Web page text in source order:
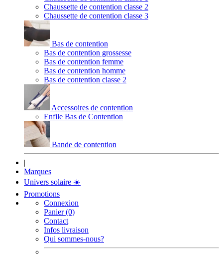
Chaussette de contention classe 2
Chaussette de contention classe 3
Bas de contention
Bas de contention grossesse
Bas de contention femme
Bas de contention homme
Bas de contention classe 2
Accessoires de contention
Enfile Bas de Contention
Bande de contention
|
Marques
Univers solaire ☀️
Promotions
Connexion
Panier (0)
Contact
Infos livraison
Qui sommes-nous?